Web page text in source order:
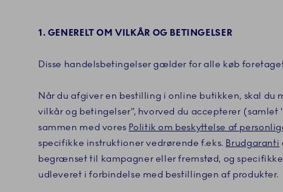
1. GENERELT OM VILKÅR OG BETINGELSER
Disse handelsbetingelser gælder for alle køb
Når du afgiver en bestilling i online butikken, skal
vilkår og betingelser”, hvorved du accepterer
sammen med vores Politik om beskyttelse af
specifikke instruktioner vedrørende f.eks. Brudgaranti
begrænset til kampagner eller fremstød, og
udleveret i forbindelse med bestillingen af produkter.